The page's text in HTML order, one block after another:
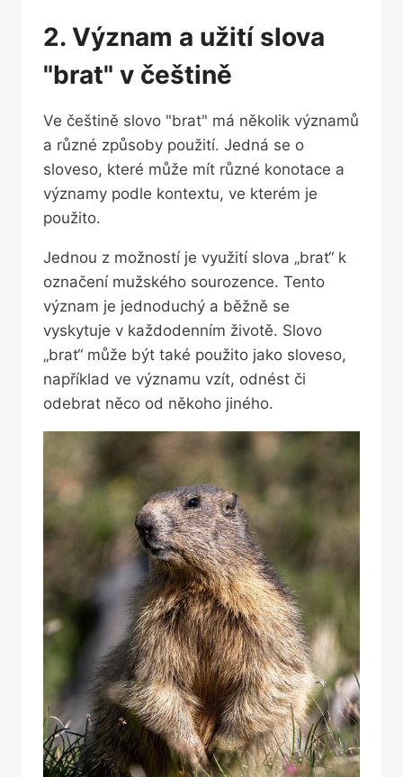
2. Význam a užití‌ slova
"brat" v češtině
Ve češtině slovo⁤ "brat" má několik významů
a různé ⁤způsoby‍ použití. Jedná⁤ se‍ o
sloveso, které⁢ může‍ mít různé ‍konotace a
významy podle kontextu, ve kterém je
použito.
Jednou z možností ​je využití slova „brat“ k
označení‍ mužského sourozence. Tento‍
význam je jednoduchý a běžně se
vyskytuje ⁤v každodenním životě. Slovo
„brat“ ​může být také použito jako sloveso,
například ve významu vzít, odnést či
odebrat něco od někoho jiného.